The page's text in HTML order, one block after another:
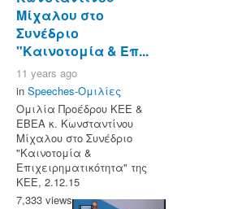
Μίχαλου στο
Συνέδριο
"Καινοτομία & Επ...
11 years ago
in Speeches-Ομιλίες
Ομιλία Πρoέδρου ΚΕΕ &
ΕΒΕΑ κ. Κωνσταντίνου
Μίχαλου στο Συνέδριο
"Καινοτομία &
Επιχειρηματικότητα" της
ΚΕΕ, 2.12.15
7,333 views